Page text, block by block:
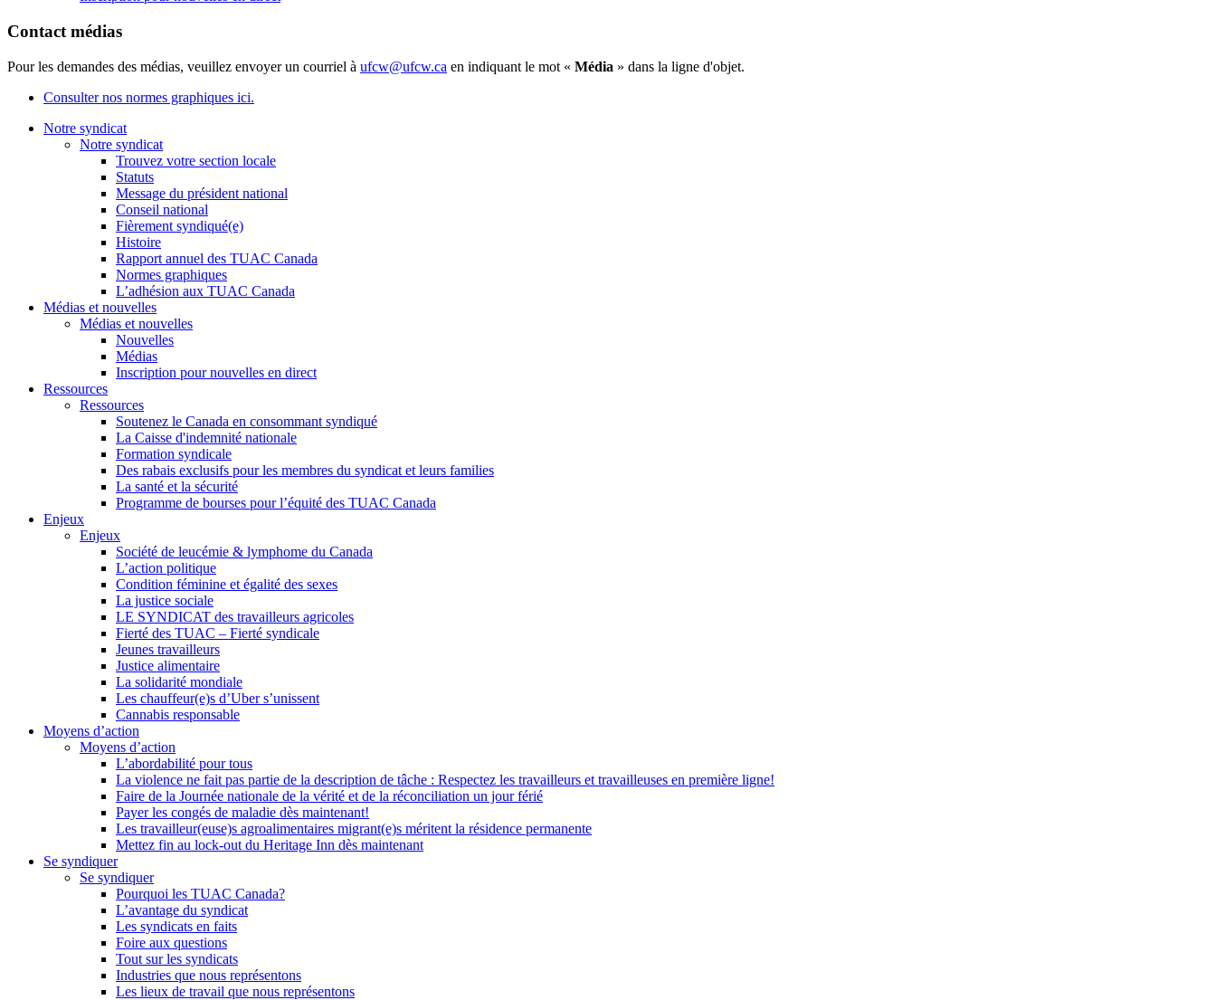
Contact médias
Pour les demandes des médias, veuillez envoyer un courriel à ufcw@ufcw.ca en indiquant le mot « Média » dans la ligne d'objet.
Consulter nos normes graphiques ici.
Notre syndicat
Notre syndicat
Trouvez votre section locale
Statuts
Message du président national
Conseil national
Fièrement syndiqué(e)
Histoire
Rapport annuel des TUAC Canada
Normes graphiques
L’adhésion aux TUAC Canada
Médias et nouvelles
Médias et nouvelles
Nouvelles
Médias
Inscription pour nouvelles en direct
Ressources
Ressources
Soutenez le Canada en consommant syndiqué
La Caisse d'indemnité nationale
Formation syndicale
Des rabais exclusifs pour les membres du syndicat et leurs families
La santé et la sécurité
Programme de bourses pour l’équité des TUAC Canada
Enjeux
Enjeux
Société de leucémie & lymphome du Canada
L’action politique
Condition féminine et égalité des sexes
La justice sociale
LE SYNDICAT des travailleurs agricoles
Fierté des TUAC – Fierté syndicale
Jeunes travailleurs
Justice alimentaire
La solidarité mondiale
Les chauffeur(e)s d’Uber s’unissent
Cannabis responsable
Moyens d’action
Moyens d’action
L’abordabilité pour tous
La violence ne fait pas partie de la description de tâche : Respectez les travailleurs et travailleuses en première ligne!
Faire de la Journée nationale de la vérité et de la réconciliation un jour férié
Payer les congés de maladie dès maintenant!
Les travailleur(euse)s agroalimentaires migrant(e)s méritent la résidence permanente
Mettez fin au lock-out du Heritage Inn dès maintenant
Se syndiquer
Se syndiquer
Pourquoi les TUAC Canada?
L’avantage du syndicat
Les syndicats en faits
Foire aux questions
Tout sur les syndicats
Industries que nous représentons
Les lieux de travail que nous représentons